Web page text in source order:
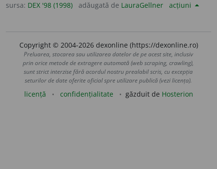
sursa: DEX '98 (1998) adăugată de LauraGellner acțiuni
Copyright © 2004-2026 dexonline (https://dexonline.ro)
Preluarea, stocarea sau utilizarea datelor de pe acest site, inclusiv
prin orice metode de extragere automată (web scraping, crawling),
sunt strict interzise fără acordul nostru prealabil scris, cu excepția
seturilor de date oferite oficial spre utilizare publică (vezi licența).
licență confidențialitate găzduit de Hosterion